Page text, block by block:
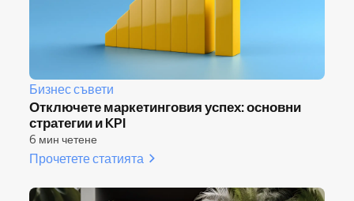
Бизнес съвети
Отключете маркетинговия успех: основни
стратегии и KPI
6 мин четене
Прочетете статията